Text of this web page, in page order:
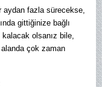
aydan fazla sürecekse,
gittiğinize bağlı
olsanız bile,
çok zaman